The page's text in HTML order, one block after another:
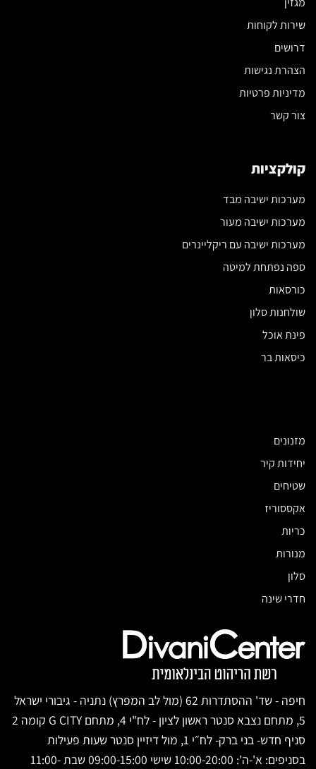
שירות לקוחות
דרושים
הצהרת נגישות
מדיניות פרטיות
צור קשר
קולקציות
מערכות ישיבה מבד
מערכות ישיבה מעור
מערכות ישיבה עם ריקליינרים
ספה נפתחת למיטה
כורסאות
שולחנות סלון
פינת אוכל
כיסאות בר
מזנונים
יחידות קיר
שטיחים
אקססוריז
כריות
מנורות
סלון
חדרי שינה
חיפה - שד' ההסתדרות 62 (מול לב המפרץ) נתניה - גיבורי ישראל
5, מתחם נצבא סנטר ראשון לציון - לח"י 4, מתחם G CITY קומה 2
סניף חדש- בני ברק- לח״י 1, מול דיזיין סנטר שעות פעילות
בסניפים: א'-ה': 10:00-20:00 שישי 09:00-15:00 שבת 11:00-